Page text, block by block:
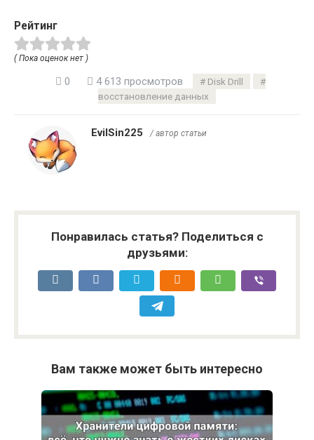
Рейтинг
( Пока оценок нет )
0 4 613 просмотров
Disk Drill
восстановление данных
EvilSin225 / автор статьи
Понравилась статья? Поделиться с
друзьями:
Вам также может быть интересно